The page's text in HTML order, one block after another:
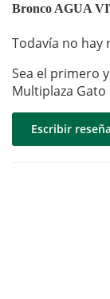
Bronco AGUA
Todavía no hay
Sea el primero
Multiplaza Gato
Escribir reseña